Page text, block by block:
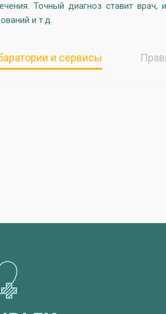
Точный диагноз ставит
и т.д.
и сервисы